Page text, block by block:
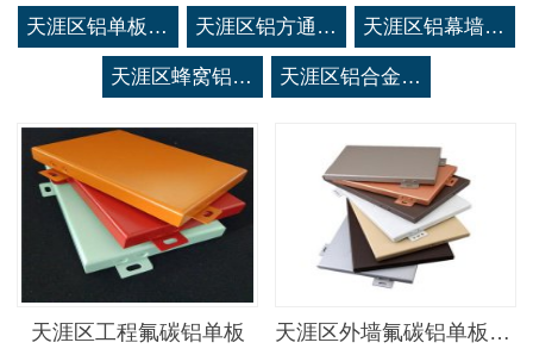
天涯区铝单板系列 天涯区铝方通系列 天涯区铝幕墙系列
天涯区蜂窝铝板系列 天涯区铝合金空调罩系列
天涯区工程氟碳铝单板 天涯区外墙氟碳铝单板幕墙